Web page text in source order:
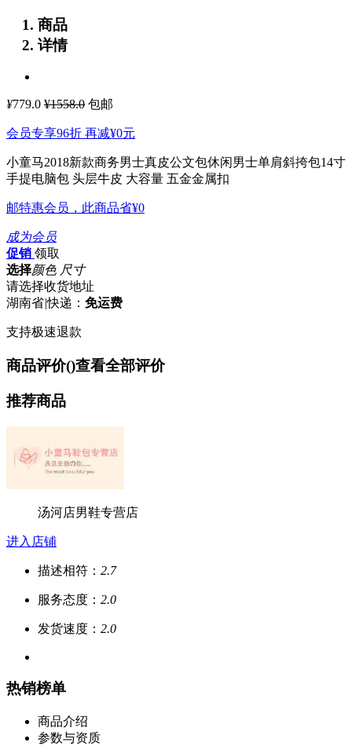
商品
详情
¥779.0 ¥1558.0 包邮
会员专享96折 再减¥0元
小童马2018新款商务男士真皮公文包休闲男士单肩斜挎包14寸
手提电脑包 头层牛皮 大容量 五金金属扣
邮特惠会员，此商品省¥0
成为会员
促销 领取
选择颜色 尺寸
请选择收货地址
湖南省|快递： 免运费
支持极速退款
商品评价()查看全部评价
推荐商品
汤河店男鞋专营店
进入店铺
描述相符： 2.7
服务态度： 2.0
发货速度： 2.0
热销榜单
商品介绍
参数与资质